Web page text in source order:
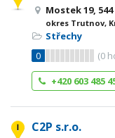
Mostek 19,
okres Trutnov,
Střechy
0
(0
+420 603 485
C2P s.r.o.